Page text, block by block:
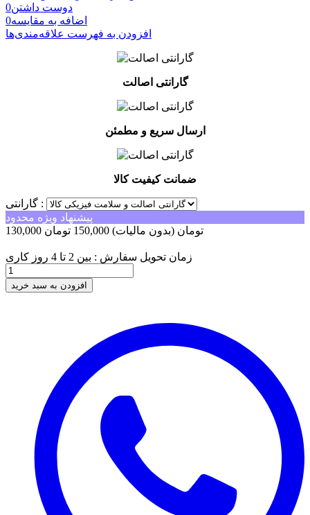
دوست داشتن0
اضافه به مقایسه0
افزودن به فهرست علاقه‌مندی‌ها
گارانتی اصالت
ارسال سریع و مطمئن
ضمانت کیفیت کالا
گارانتی :
پیشنهاد ویژه محدود
130,000 تومان (بدون مالیات) 150,000 تومان
زمان تحویل سفارش : بین 2 تا 4 روز کاری
افزودن به سبد خرید